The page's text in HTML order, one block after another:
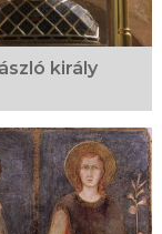
király